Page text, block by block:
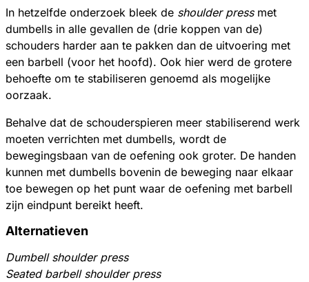
In hetzelfde onderzoek bleek de shoulder press met
dumbells in alle gevallen de (drie koppen van de)
schouders harder aan te pakken dan de uitvoering met
een barbell (voor het hoofd). Ook hier werd de grotere
behoefte om te stabiliseren genoemd als mogelijke
oorzaak.
Behalve dat de schouderspieren meer stabiliserend werk
moeten verrichten met dumbells, wordt de
bewegingsbaan van de oefening ook groter. De handen
kunnen met dumbells bovenin de beweging naar elkaar
toe bewegen op het punt waar de oefening met barbell
zijn eindpunt bereikt heeft.
Alternatieven
Dumbell shoulder press
Seated barbell shoulder press